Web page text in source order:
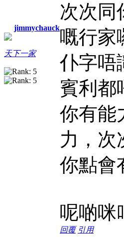
jimmychauck
天下一家
次次同
嘅行家
仆字唔
賓利都
你有能
力，次
你點會
呢啲咪
回覆 引用